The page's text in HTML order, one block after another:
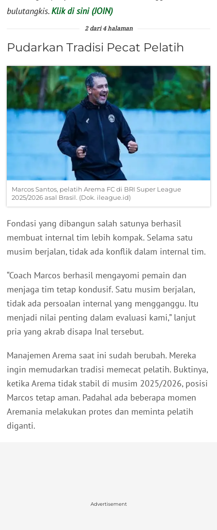
bulutangkis.Klik di sini (JOIN)
2 dari 4 halaman
Pudarkan Tradisi Pecat Pelatih
Marcos Santos, pelatih Arema FC di BRI Super League
2025/2026 asal Brasil. (Dok. ileague.id)
Fondasi yang dibangun salah satunya berhasil
membuat internal tim lebih kompak. Selama satu
musim berjalan, tidak ada konflik dalam internal tim.
“Coach Marcos berhasil mengayomi pemain dan
menjaga tim tetap kondusif. Satu musim berjalan,
tidak ada persoalan internal yang mengganggu. Itu
menjadi nilai penting dalam evaluasi kami,” lanjut
pria yang akrab disapa Inal tersebut.
Manajemen Arema saat ini sudah berubah. Mereka
ingin memudarkan tradisi memecat pelatih. Buktinya,
ketika Arema tidak stabil di musim 2025/2026, posisi
Marcos tetap aman. Padahal ada beberapa momen
Aremania melakukan protes dan meminta pelatih
diganti.
Advertisement